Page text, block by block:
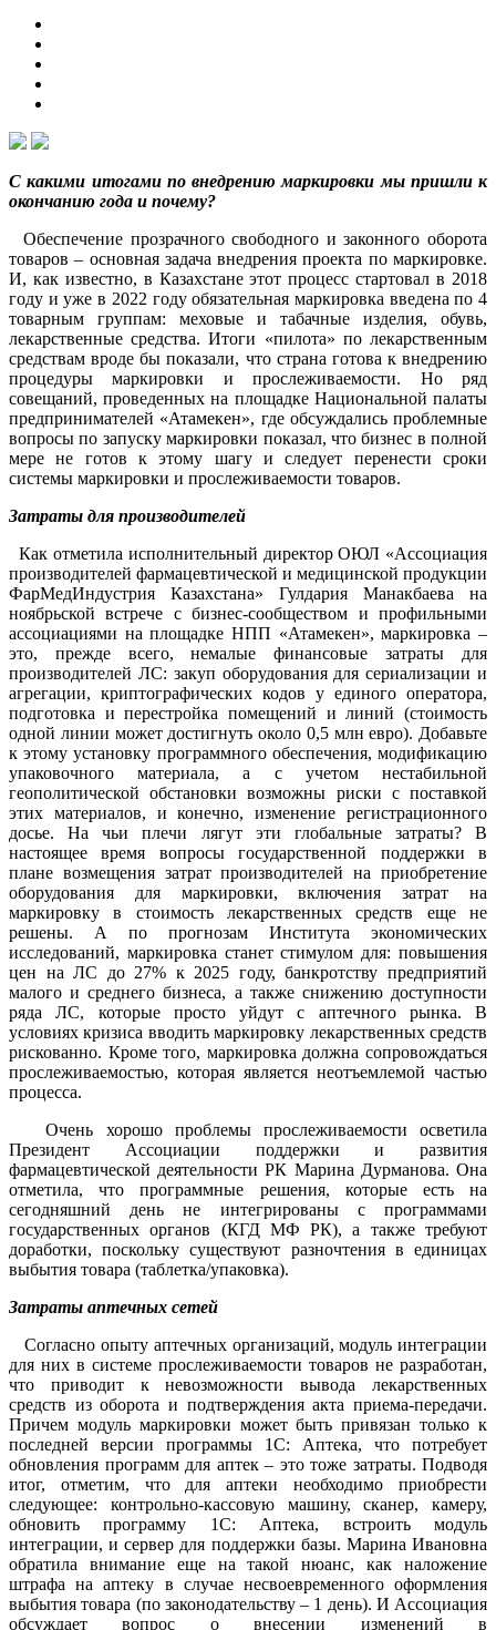
С какими итогами по внедрению маркировки мы пришли к
окончанию года и почему?
Обеспечение прозрачного свободного и законного оборота
товаров – основная задача внедрения проекта по маркировке.
И, как известно, в Казахстане этот процесс стартовал в 2018
году и уже в 2022 году обязательная маркировка введена по 4
товарным группам: меховые и табачные изделия, обувь,
лекарственные средства. Итоги «пилота» по лекарственным
средствам вроде бы показали, что страна готова к внедрению
процедуры маркировки и прослеживаемости. Но ряд
совещаний, проведенных на площадке Национальной палаты
предпринимателей «Атамекен», где обсуждались проблемные
вопросы по запуску маркировки показал, что бизнес в полной
мере не готов к этому шагу и следует перенести сроки
системы маркировки и прослеживаемости товаров.
Затраты для производителей
Как отметила исполнительный директор ОЮЛ «Ассоциация
производителей фармацевтической и медицинской продукции
ФарМедИндустрия Казахстана» Гулдария Манакбаева на
ноябрьской встрече с бизнес-сообществом и профильными
ассоциациями на площадке НПП «Атамекен», маркировка –
это, прежде всего, немалые финансовые затраты для
производителей ЛС: закуп оборудования для сериализации и
агрегации, криптографических кодов у единого оператора,
подготовка и перестройка помещений и линий (стоимость
одной линии может достигнуть около 0,5 млн евро). Добавьте
к этому установку программного обеспечения, модификацию
упаковочного материала, а с учетом нестабильной
геополитической обстановки возможны риски с поставкой
этих материалов, и конечно, изменение регистрационного
досье. На чьи плечи лягут эти глобальные затраты? В
настоящее время вопросы государственной поддержки в
плане возмещения затрат производителей на приобретение
оборудования для маркировки, включения затрат на
маркировку в стоимость лекарственных средств еще не
решены. А по прогнозам Института экономических
исследований, маркировка станет стимулом для: повышения
цен на ЛС до 27% к 2025 году, банкротству предприятий
малого и среднего бизнеса, а также снижению доступности
ряда ЛС, которые просто уйдут с аптечного рынка. В
условиях кризиса вводить маркировку лекарственных средств
рискованно. Кроме того, маркировка должна сопровождаться
прослеживаемостью, которая является неотъемлемой частью
процесса.
Очень хорошо проблемы прослеживаемости осветила
Президент Ассоциации поддержки и развития
фармацевтической деятельности РК Марина Дурманова. Она
отметила, что программные решения, которые есть на
сегодняшний день не интегрированы с программами
государственных органов (КГД МФ РК), а также требуют
доработки, поскольку существуют разночтения в единицах
выбытия товара (таблетка/упаковка).
Затраты аптечных сетей
Согласно опыту аптечных организаций, модуль интеграции
для них в системе прослеживаемости товаров не разработан,
что приводит к невозможности вывода лекарственных
средств из оборота и подтверждения акта приема-передачи.
Причем модуль маркировки может быть привязан только к
последней версии программы 1С: Аптека, что потребует
обновления программ для аптек – это тоже затраты. Подводя
итог, отметим, что для аптеки необходимо приобрести
следующее: контрольно-кассовую машину, сканер, камеру,
обновить программу 1С: Аптека, встроить модуль
интеграции, и сервер для поддержки базы. Марина Ивановна
обратила внимание еще на такой нюанс, как наложение
штрафа на аптеку в случае несвоевременного оформления
выбытия товара (по законодательству – 1 день). И Ассоциация
обсуждает вопрос о внесении изменений в